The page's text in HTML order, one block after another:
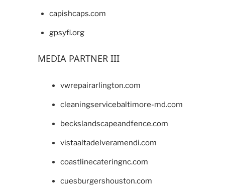
capishcaps.com
gpsyfl.org
MEDIA PARTNER III
vwrepairarlington.com
cleaningservicebaltimore-md.com
beckslandscapeandfence.com
vistaaltadelveramendi.com
coastlinecateringnc.com
cuesburgershouston.com